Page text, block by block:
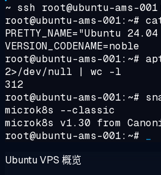
~ ssh root@ubuntu-ams-001
root@ubuntu-ams-001:~#
PRETTY_NAME="Ubuntu
VERSION_CODENAME=noble
root@ubuntu-ams-001:~#
2>/dev/null | wc -l
312
root@ubuntu-ams-001:~#
microk8s --classic
microk8s v1.30 from
root@ubuntu-ams-001:~#
Ubuntu VPS 概览